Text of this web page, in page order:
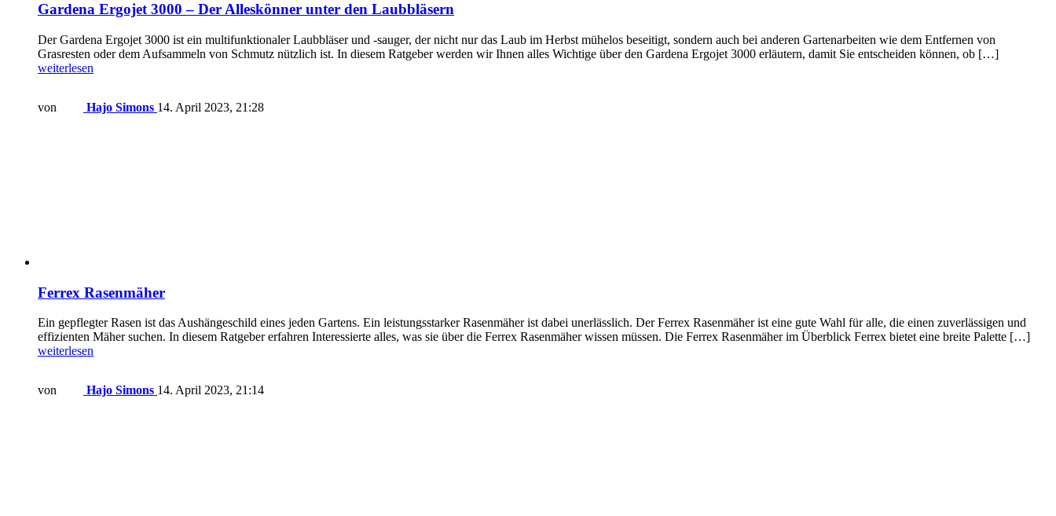
Gardena Ergojet 3000 – Der Alleskönner unter den Laubbläsern
Der Gardena Ergojet 3000 ist ein multifunktionaler Laubbläser und -sauger, der nicht nur das Laub im Herbst mühelos beseitigt, sondern auch bei anderen Gartenarbeiten wie dem Entfernen von
Grasresten oder dem Aufsammeln von Schmutz nützlich ist. In diesem Ratgeber werden wir Ihnen alles Wichtige über den Gardena Ergojet 3000 erläutern, damit Sie entscheiden können, ob […]
weiterlesen
von Hajo Simons 14. April 2023, 21:28
Ferrex Rasenmäher
Ein gepflegter Rasen ist das Aushängeschild eines jeden Gartens. Ein leistungsstarker Rasenmäher ist dabei unerlässlich. Der Ferrex Rasenmäher ist eine gute Wahl für alle, die einen zuverlässigen und
effizienten Mäher suchen. In diesem Ratgeber erfahren Interessierte alles, was sie über die Ferrex Rasenmäher wissen müssen. Die Ferrex Rasenmäher im Überblick Ferrex bietet eine breite Palette […]
weiterlesen
von Hajo Simons 14. April 2023, 21:14